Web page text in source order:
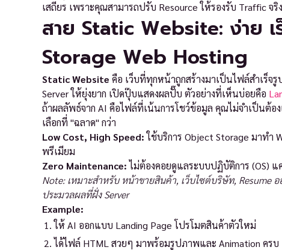
เสถียร เพราะคุณสามารถปรับ Resource ให้รองรับ Traffic จ
สาย Static Website: ง่าย
Storage Web Hosting
Static Website คือ เว็บที่ทุกหน้าถูกสร้างมาเป็นไฟล์สำเร็จ
Server ให้ยุ่งยาก เปิดปุ๊บแสดงผลปั๊บ ตัวอย่างที่เห็นบ่อยคือ
ถ้าผลลัพธ์จาก AI คือไฟล์ที่เน้นการโชว์ข้อมูล คุณไม่จำเป็นต้อ
เลือกที่ "ฉลาด" กว่า
Low Cost, High Speed:ใช้บริการ Object Storage มาทำ
พรีเมียม
Zero Maintenance:ไม่ต้องคอยดูแลระบบปฏิบัติการ (OS)
Note: เหมาะสำหรับ หน้าขายสินค้า, เว็บไซต์บริษัท, Resume
ประมวลผลที่ฝั่ง Server
Example:
ให้ AI ออกแบบ Landing Page โปรโมตสินค้าตัวใหม่
ได้ไฟล์ HTML สวยๆ มาพร้อมรูปภาพและ Animation ครบ